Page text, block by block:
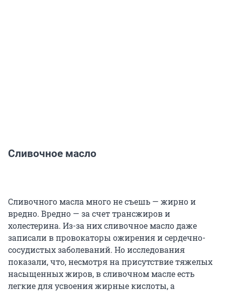
Сливочное масло
Сливочного масла много не съешь — жирно и
вредно. Вредно — за счет трансжиров и
холестерина. Из-за них сливочное масло даже
записали в провокаторы ожирения и сердечно-
сосудистых заболеваний. Но исследования
показали, что, несмотря на присутствие тяжелых
насыщенных жиров, в сливочном масле есть
легкие для усвоения жирные кислоты, а